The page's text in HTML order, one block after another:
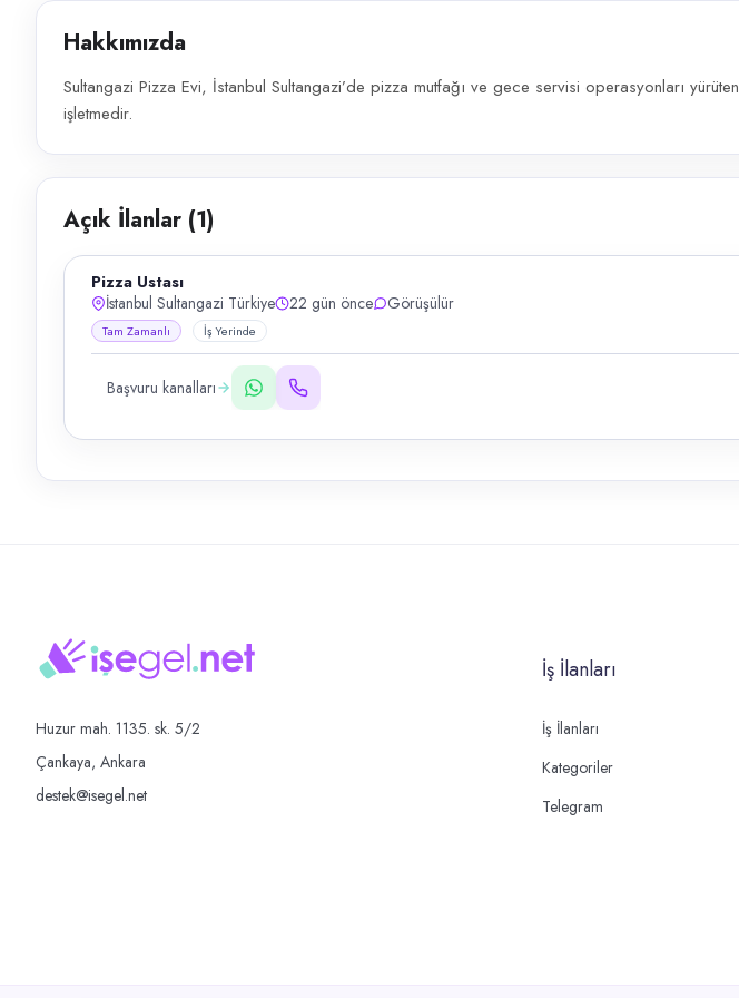
Hakkımızda
Sultangazi Pizza Evi, İstanbul Sultangazi’de pizza mutfağı ve gece servisi operasyonları yürüten
işletmedir.
Açık İlanlar (1)
Pizza Ustası
İstanbul Sultangazi Türkiye
22 gün önce Görüşülür
Tam Zamanlı İş Yerinde
Başvuru kanalları
Huzur mah. 1135. sk. 5/2
Çankaya, Ankara
destek@isegel.net
İş İlanları
İş İlanları
Kategoriler
Telegram